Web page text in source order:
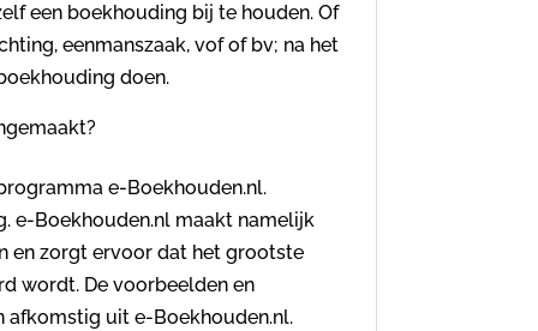
een boekhouding bij te houden. Of
eenmanszaak, vof of bv; na het
doen.
e-Boekhouden.nl.
e-Boekhouden.nl maakt namelijk
en zorgt ervoor dat het grootste
wordt. De voorbeelden en
afkomstig uit e-Boekhouden.nl.